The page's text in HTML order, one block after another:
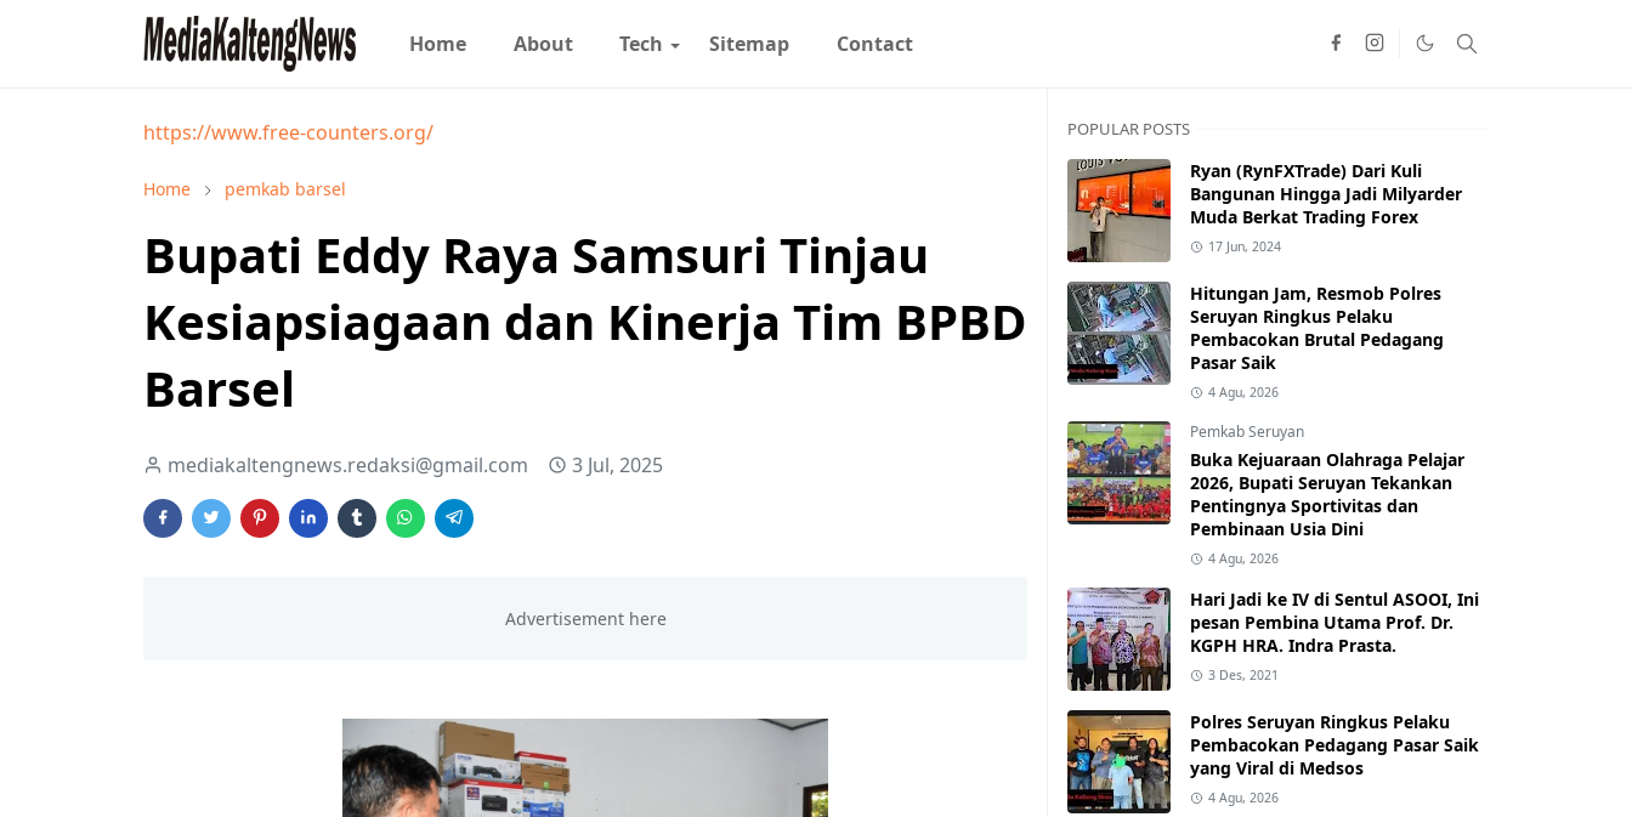
Home About Tech Sitemap Contact
https://www.free-counters.org/
Home pemkab barsel
Bupati Eddy Raya Samsuri Tinjau
Kesiapsiagaan dan Kinerja Tim BPBD
Barsel
mediakaltengnews.redaksi@gmail.com 3 Jul, 2025
POPULAR POSTS
Ryan (RynFXTrade) Dari Kuli
Bangunan Hingga Jadi Milyarder
Muda Berkat Trading Forex
17 Jun, 2024
Hitungan Jam, Resmob Polres
Seruyan Ringkus Pelaku
Pembacokan Brutal Pedagang
Pasar Saik
4 Agu, 2026
Pemkab Seruyan
Buka Kejuaraan Olahraga Pelajar
2026, Bupati Seruyan Tekankan
Pentingnya Sportivitas dan
Pembinaan Usia Dini
4 Agu, 2026
Hari Jadi ke IV di Sentul ASOOI, Ini
pesan Pembina Utama Prof. Dr.
KGPH HRA. Indra Prasta.
3 Des, 2021
Polres Seruyan Ringkus Pelaku
Pembacokan Pedagang Pasar Saik
yang Viral di Medsos
4 Agu, 2026